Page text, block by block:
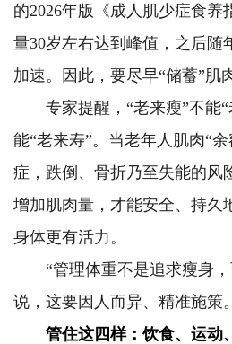
的2026年版《成人肌少症食养
量30岁左右达到峰值，之后随
加速。因此，要尽早“储蓄”肌
专家提醒，“老来瘦”不能“
能“老来寿”。当老年人肌肉“
症，跌倒、骨折乃至失能的风
增加肌肉量，才能安全、持久
身体更有活力。
“管理体重不是追求瘦身，
说，这要因人而异、精准施策。
管住这四样：饮食、运动